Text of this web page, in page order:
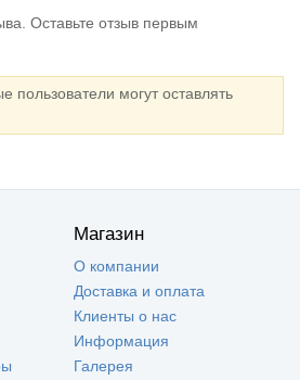
Оставьте отзыв первым
пользователи могут оставлять
Магазин
О компании
Доставка и оплата
Клиенты о нас
Информация
Галерея